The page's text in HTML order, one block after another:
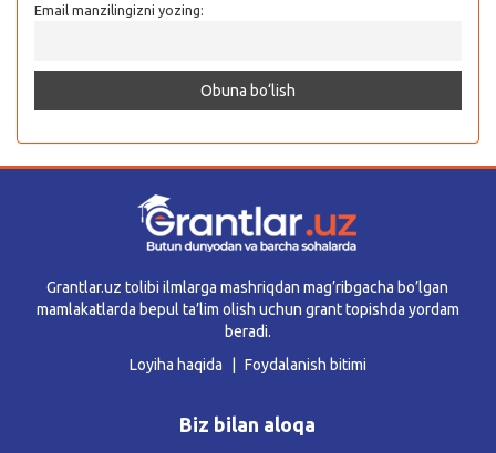
Email manzilingizni yozing:
Grantlar.uz tolibi ilmlarga mashriqdan mag’ribgacha bo’lgan
mamlakatlarda bepul ta’lim olish uchun grant topishda yordam
beradi.
Loyiha haqida
Foydalanish bitimi
Biz bilan aloqa